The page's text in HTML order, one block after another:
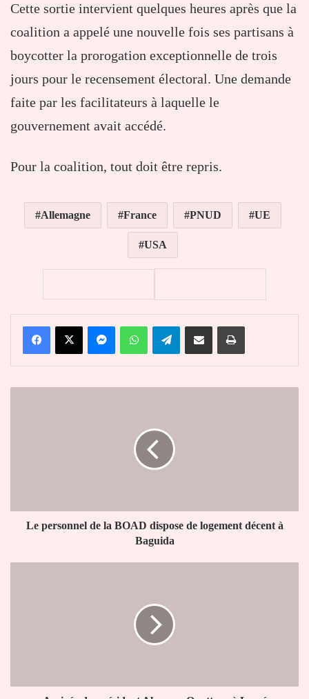
Cette sortie intervient quelques heures après que la
coalition a appelé une nouvelle fois ses partisans à
boycotter la prorogation exceptionnelle de trois
jours pour le recensement électoral. Une demande
faite par les facilitateurs à laquelle le
gouvernement avait accédé.
Pour la coalition, tout doit être repris.
Allemagne France PNUD UE
USA
FacebookX MessengerWhatsAppTelegramPartager par email Imprimer
décent
Le personnel de la BOAD dispose de logement décent à
Baguida